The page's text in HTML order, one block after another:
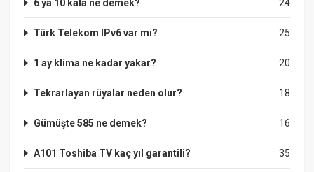
24
6 ya 10 kala ne demek?
25
Türk Telekom IPv6 var mı?
20
1 ay klima ne kadar yakar?
18
Tekrarlayan rüyalar neden olur?
16
Gümüşte 585 ne demek?
35
A101 Toshiba TV kaç yıl garantili?